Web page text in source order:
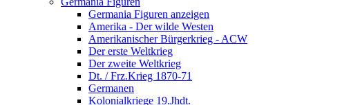
Germania Figuren anzeigen
Amerika - Der wilde Westen
Amerikanischer Bürgerkrieg - ACW
Der erste Weltkrieg
Der zweite Weltkrieg
Dt. / Frz.Krieg 1870-71
Germanen
Kolonialkriege 19.Jhdt.